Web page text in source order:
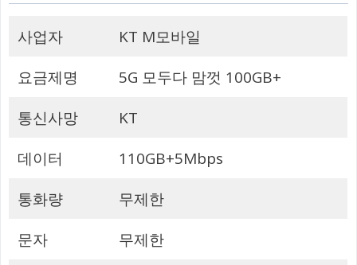
사업자
KT M모바일
요금제명
5G 모두다 맘껏 100GB+
통신사망
KT
데이터
110GB+5Mbps
통화량
무제한
문자
무제한